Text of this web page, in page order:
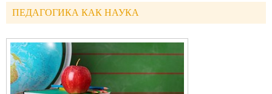
ПЕДАГОГИКА КАК НАУКА